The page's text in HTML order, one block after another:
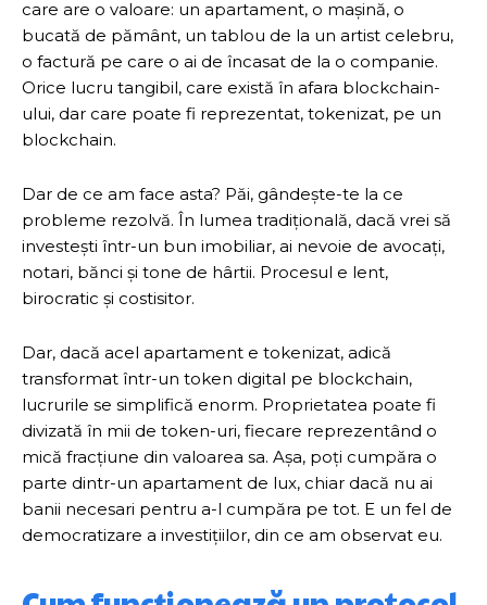
care are o valoare: un apartament, o mașină, o
bucată de pământ, un tablou de la un artist celebru,
o factură pe care o ai de încasat de la o companie.
Orice lucru tangibil, care există în afara blockchain-
ului, dar care poate fi reprezentat, tokenizat, pe un
blockchain.
Dar de ce am face asta? Păi, gândește-te la ce
probleme rezolvă. În lumea tradițională, dacă vrei să
investești într-un bun imobiliar, ai nevoie de avocați,
notari, bănci și tone de hârtii. Procesul e lent,
birocratic și costisitor.
Dar, dacă acel apartament e tokenizat, adică
transformat într-un token digital pe blockchain,
lucrurile se simplifică enorm. Proprietatea poate fi
divizată în mii de token-uri, fiecare reprezentând o
mică fracțiune din valoarea sa. Așa, poți cumpăra o
parte dintr-un apartament de lux, chiar dacă nu ai
banii necesari pentru a-l cumpăra pe tot. E un fel de
democratizare a investițiilor, din ce am observat eu.